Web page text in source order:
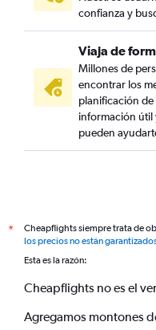
confianza y
Viaja de
Millones de
encontrar los
planificación
información útil
pueden
*
Cheapflights siempre trata de
los precios no están
Esta es la razón:
Cheapflights no es el
Agregamos montones